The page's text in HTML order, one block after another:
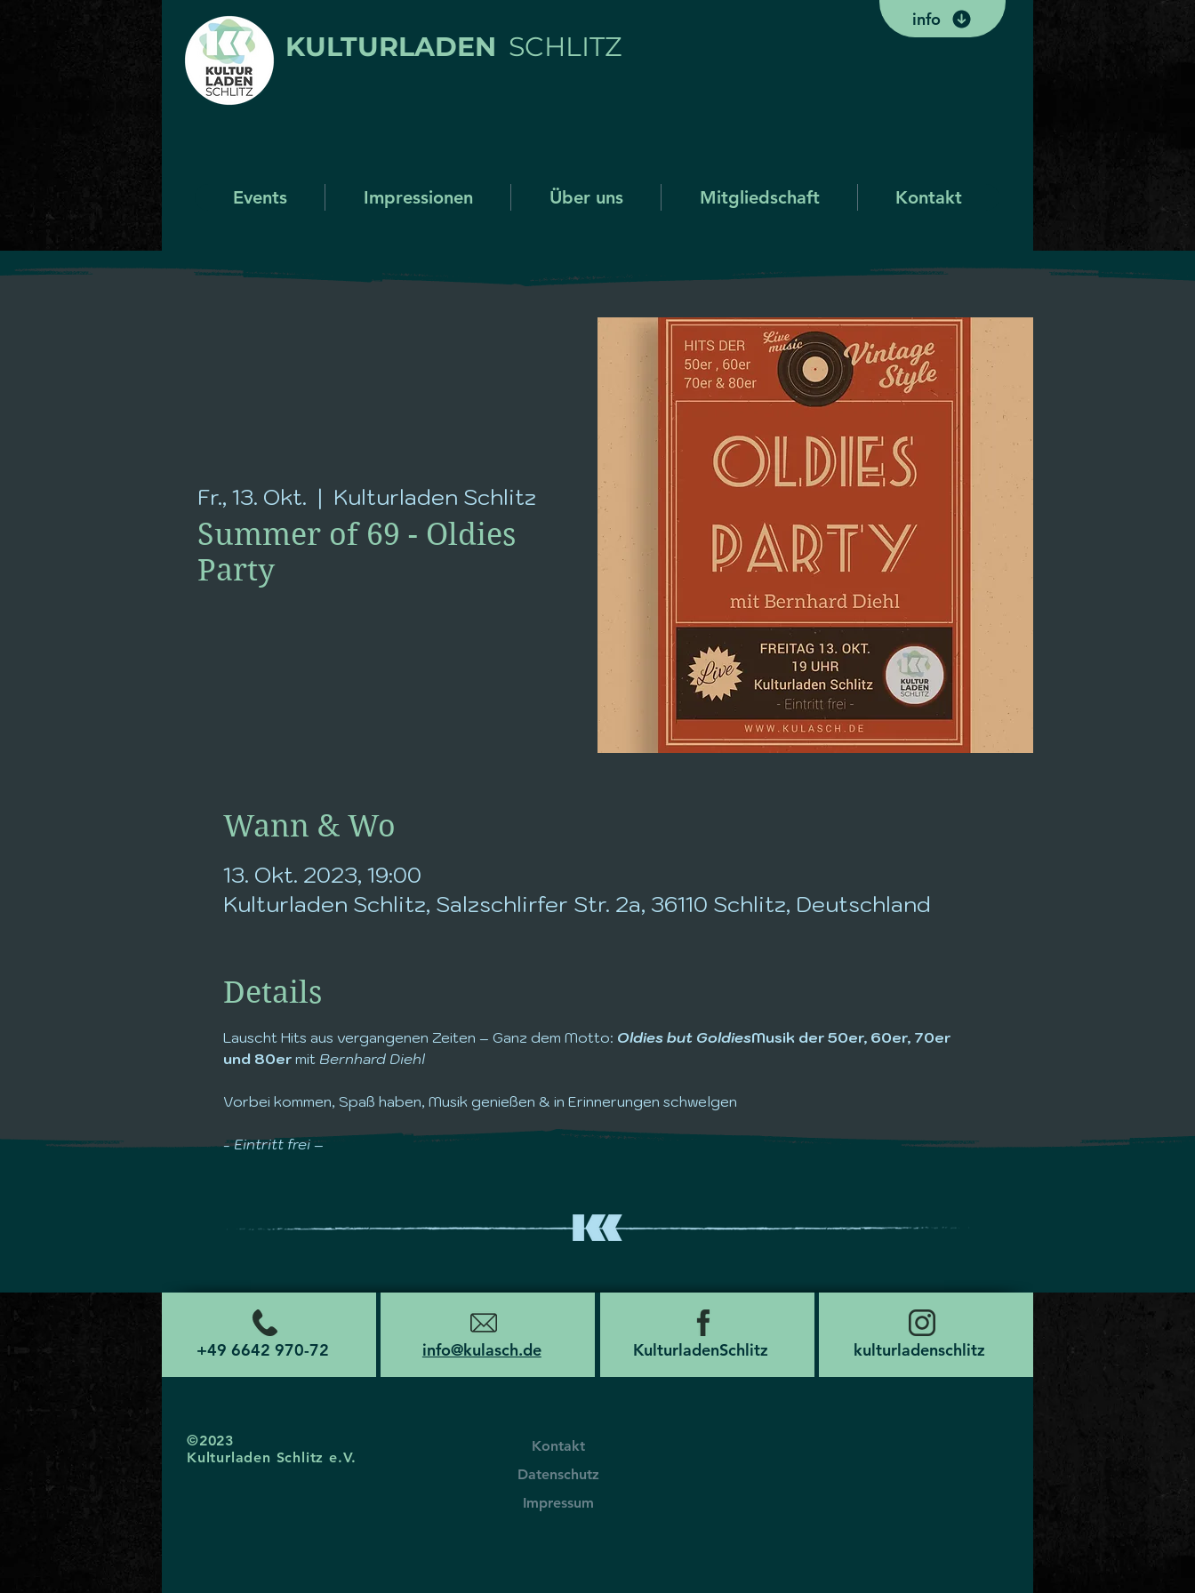
KULTURLADEN SCHLITZ
info
Events Impressionen Über uns Mitgliedschaft Kontakt
Fr., 13. Okt.
  |
Kulturladen Schlitz
Summer of 69 - Oldies
Party
Wann & Wo
13. Okt. 2023, 19:00
Kulturladen Schlitz, Salzschlirfer Str. 2a, 36110 Schlitz, Deutschland
Details
Lauscht Hits aus vergangenen Zeiten – Ganz dem Motto: Oldies but GoldiesMusik der 50er, 60er, 70er
und 80er mit Bernhard Diehl
Vorbei kommen, Spaß haben, Musik genießen & in Erinnerungen schwelgen
- Eintritt frei –
+49 6642 970-72 info@kulasch.de KulturladenSchlitz kulturladenschlitz
©2023
Kulturladen Schlitz e.V.
Kontakt
Datenschutz
Impressum